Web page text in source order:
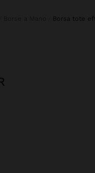
borsa tote